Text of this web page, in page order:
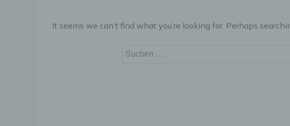
It seems we can’t find what you’re looking for. Perhaps
Suchen